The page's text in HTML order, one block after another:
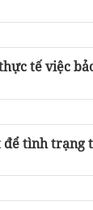
tế việc
tình trạng